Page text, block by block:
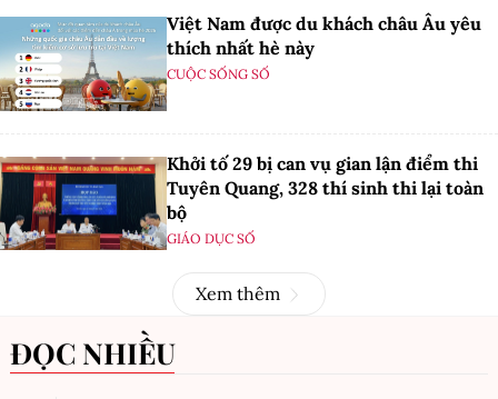
Việt Nam được du khách châu Âu yêu
thích nhất hè này
CUỘC SỐNG SỐ
Khởi tố 29 bị can vụ gian lận điểm thi
Tuyên Quang, 328 thí sinh thi lại toàn
bộ
GIÁO DỤC SỐ
Xem thêm
ĐỌC NHIỀU